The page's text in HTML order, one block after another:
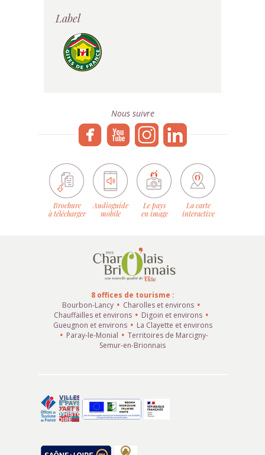
Label
Nous suivre
Brochure
à télécharger
Audioguide
mobile
Le pays
en image
La carte
interactive
8 offices de tourisme :
Bourbon-Lancy
Charolles et environs
Chauffailles et environs
Digoin et environs
Gueugnon et environs
La Clayette et environs
Paray-le-Monial
Territoires de Marcigny-
Semur-en-Brionnais